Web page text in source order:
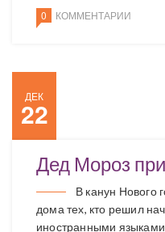
0 КОММЕНТАРИИ
ДЕК
22
Дед Мороз
В канун Нового
дома тех, кто решил
иностранными